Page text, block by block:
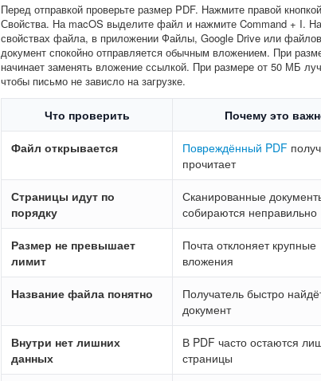
Перед отправкой проверьте размер PDF. Нажмите правой
Свойства. На macOS выделите файл и нажмите Command + I.
свойствах файла, в приложении Файлы, Google Drive или
документ спокойно отправляется обычным вложением. При
начинает заменять вложение ссылкой. При размере от 50 МБ
чтобы письмо не зависло на загрузке.
Что проверить Почему это
Файл открывается Повреждённый PDF
прочитает
Страницы идут по
порядку
Сканированные
собираются неправильно
Размер не превышает
лимит
Почта отклоняет крупные
вложения
Название файла понятно
Получатель быстро
документ
Внутри нет лишних
данных
В PDF часто остаются
страницы